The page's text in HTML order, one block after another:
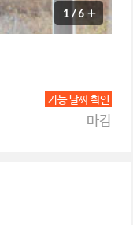
1/6
가능 날짜 확인
마감